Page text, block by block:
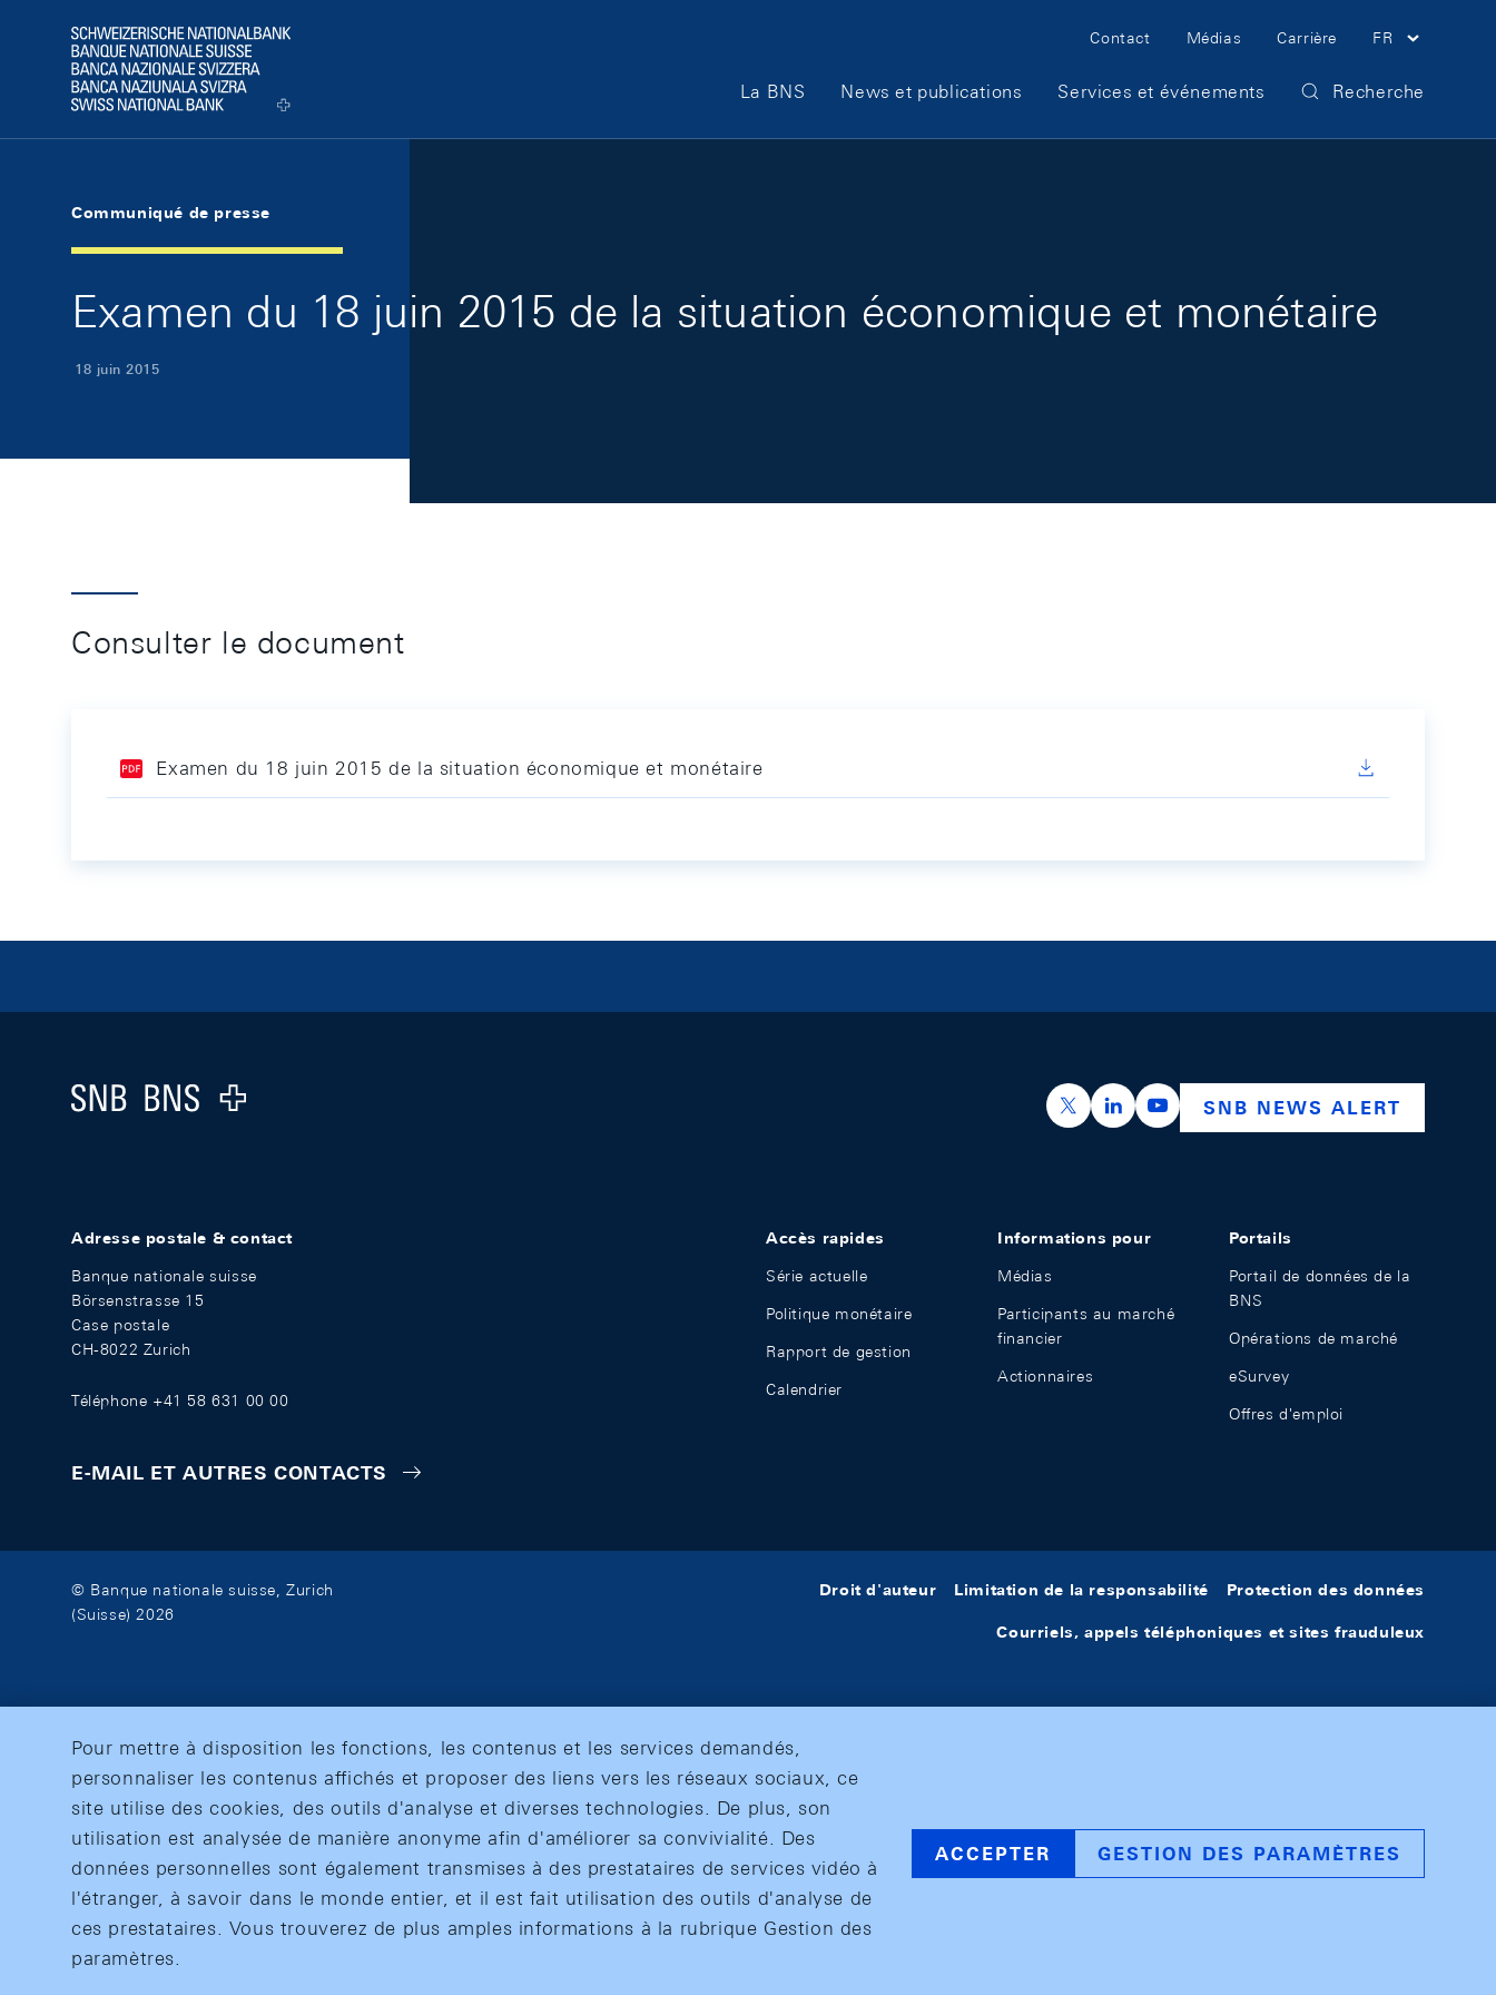
Logo
Meta Navigation
Contact Médias Carrière FR
Main Navigation
La BNS News et publications Services et événements Recherche
Communiqué de presse
Examen du 18 juin 2015 de la situation économique et monétaire
18 juin 2015
Consulter le document
Examen du 18 juin 2015 de la situation économique et monétaire
Logo
https://x.com/snb_bns
https://ch.linkedin.com/company/swiss-
https://www.youtube.com/
SNB NEWS ALERT
Adresse postale & contact
Banque nationale suisse
Börsenstrasse 15
Case postale
CH-8022 Zurich
Téléphone +41 58 631 00 00
E-MAIL ET AUTRES CONTACTS
Accès rapides
Série actuelle
Politique monétaire
Rapport de gestion
Calendrier
Informations pour
Médias
Participants au marché
financier
Actionnaires
Portails
Portail de données de la
BNS
Opérations de marché
eSurvey
Offres d'emploi
© Banque nationale suisse, Zurich
(Suisse) 2026
Droit d'auteur Limitation de la responsabilité Protection des données
Courriels, appels téléphoniques et sites frauduleux
Pour mettre à disposition les fonctions, les contenus et les services demandés,
personnaliser les contenus affichés et proposer des liens vers les réseaux sociaux, ce
site utilise des cookies, des outils d'analyse et diverses technologies. De plus, son
utilisation est analysée de manière anonyme afin d'améliorer sa convivialité. Des
données personnelles sont également transmises à des prestataires de services vidéo à
l'étranger, à savoir dans le monde entier, et il est fait utilisation des outils d'analyse de
ces prestataires. Vous trouverez de plus amples informations à la rubrique Gestion des
paramètres.
ACCEPTER GESTION DES PARAMÈTRES